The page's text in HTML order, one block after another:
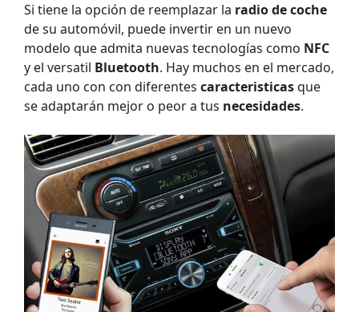
Si tiene la opción de reemplazar la radio de coche
de su automóvil, puede invertir en un nuevo
modelo que admita nuevas tecnologías como NFC
y el versatil Bluetooth. Hay muchos en el mercado,
cada uno con con diferentes caracteristicasque
se adaptarán mejor o peor a tus necesidades.